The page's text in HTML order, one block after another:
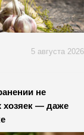
5 августа 2026
не
хозяек — даже